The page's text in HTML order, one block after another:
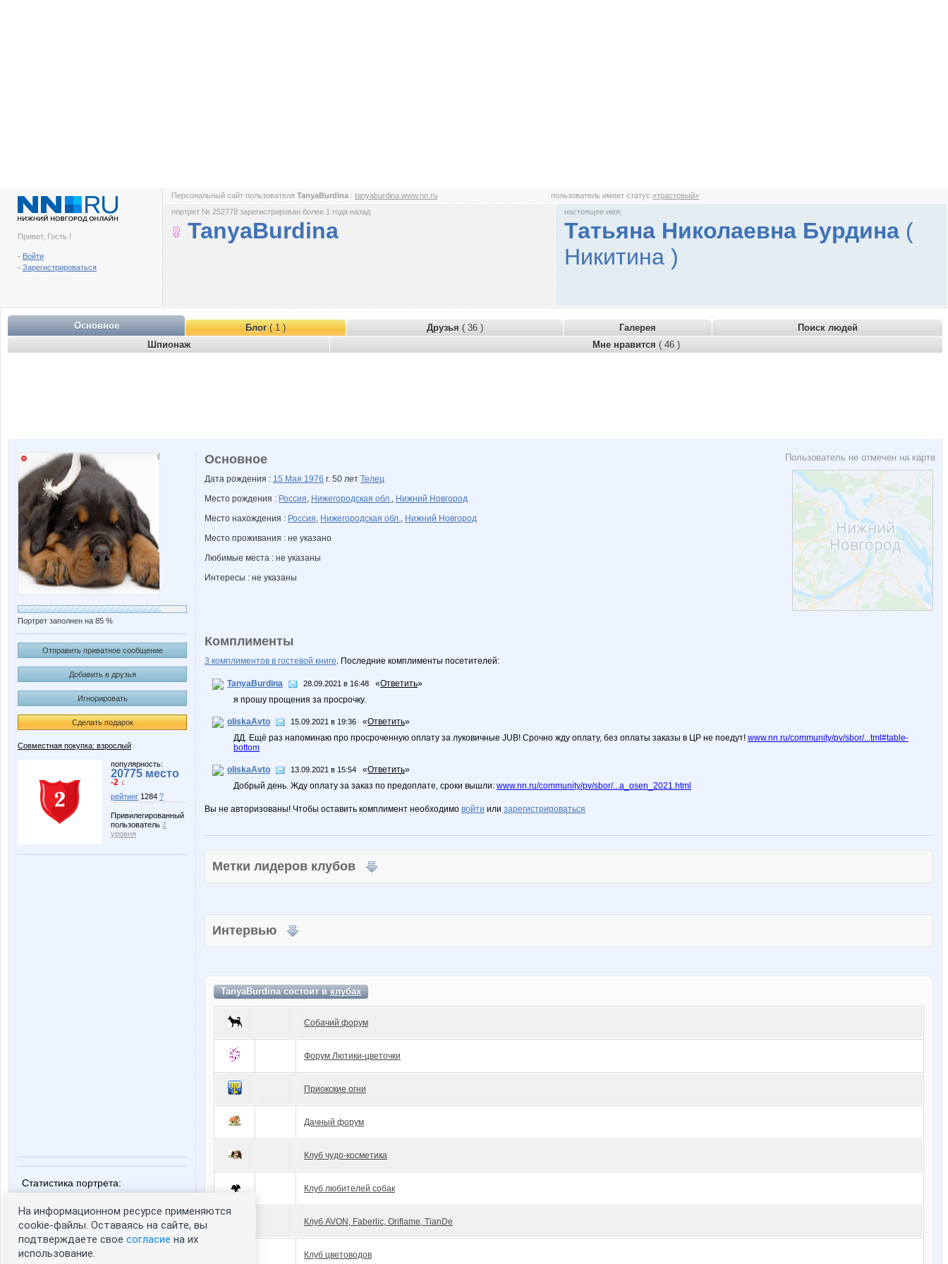
Привет, Гость !
- Войти
- Зарегистрироваться
Персональный сайт пользователя TanyaBurdina : tanyaburdina.www.nn.ru пользователь имеет статус«трастовый»
портрет № 252778 зарегистрирован более 1 года назад
TanyaBurdina
настоящее имя:
Татьяна Николаевна Бурдина (
Никитина )
Основное Блог( 1 ) Друзья ( 36 ) Галерея
Поиск людей
Шпионаж
Мне нравится ( 46 )
Портрет заполнен на 85 %
Отправить приватное сообщение
Добавить в друзья
Игнорировать
Сделать подарок
Совместная покупка: взрослый
популярность:
20775 место
-2 ↓
рейтинг 1284 ?
Привилегированный
пользователь 2
уровня
Статистика портрета:
зарегистрированные пользователи
посетившие портрет за 7 дней - 0
Пользователь не отмечен на карте
Основное
Дата рождения : 15 Мая 1976 г. 50 лет Телец
Место рождения : Россия, Нижегородская обл., Нижний Новгород
Место нахождения : Россия, Нижегородская обл., Нижний Новгород
Место проживания : не указано
Любимые места : не указаны
Интересы : не указаны
Комплименты
3 комплиментов в гостевой книге. Последние комплименты посетителей:
TanyaBurdina 28.09.2021 в 16:48 «Ответить»
я прошу прощения за просрочку.
oliskaAvto 15.09.2021 в 19:36 «Ответить»
ДД. Ещё раз напоминаю про просроченную оплату за луковичные JUB! Срочно жду оплату, без оплаты заказы в ЦР не поедут! www.nn.ru/community/pv/sbor/...tml#table-
bottom
oliskaAvto 13.09.2021 в 15:54 «Ответить»
Добрый день. Жду оплату за заказ по предоплате, сроки вышли: www.nn.ru/community/pv/sbor/...a_osen_2021.html
Вы не авторизованы! Чтобы оставить комплимент необходимо войти или зарегистрироваться
Метки лидеров клубов
Интервью
TanyaBurdina состоит вклубах
Собачий форум
Форум Лютики-цветочки
Приокские огни
Дачный форум
Клуб чудо-косметика
Клуб любителей собак
Клуб AVON, Faberlic, Oriflame, TianDe
Клуб цветоводов
На информационном ресурсе применяются
cookie-файлы. Оставаясь на сайте, вы
подтверждаете свое согласие на их
использование.